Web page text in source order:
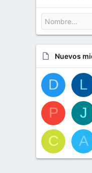
Nuevos
D L
P
J
C
A